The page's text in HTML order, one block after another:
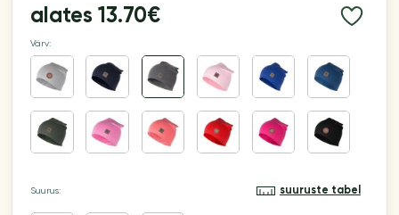
alates13.70€
Värv:
Suurus: suuruste tabel